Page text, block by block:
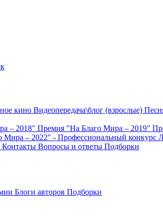
кино Видеопередача\блог (взрослые)
– 2018" Премия "На Благо Мира – 2019"
Мира – 2022" - Профессиональный конкурс
Контакты Вопросы и ответы Подборки
Блоги авторов Подборки